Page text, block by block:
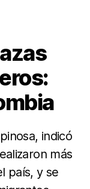
indicó
más
país, y se